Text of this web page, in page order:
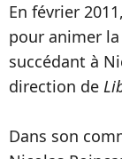
En février
pour animer
succédant à
direction de
Dans son